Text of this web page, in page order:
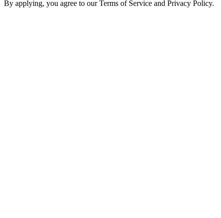
By applying, you agree to our Terms of Service and Privacy Policy.